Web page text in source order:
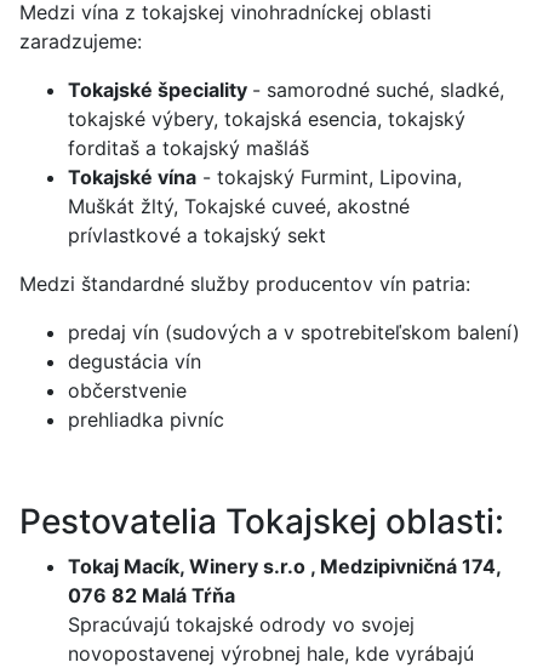
Medzi vína z tokajskej vinohradníckej oblasti
zaradzujeme:
Tokajské špeciality - samorodné suché, sladké,
tokajské výbery, tokajská esencia, tokajský
forditaš a tokajský mašláš
Tokajské vína - tokajský Furmint, Lipovina,
Muškát žltý, Tokajské cuveé, akostné
prívlastkové a tokajský sekt
Medzi štandardné služby producentov vín patria:
predaj vín (sudových a v spotrebiteľskom balení)
degustácia vín
občerstvenie
prehliadka pivníc
Pestovatelia Tokajskej oblasti:
Tokaj Macík, Winery s.r.o , Medzipivničná 174,
076 82 Malá Tŕňa
Spracúvajú tokajské odrody vo svojej
novopostavenej výrobnej hale, kde vyrábajú